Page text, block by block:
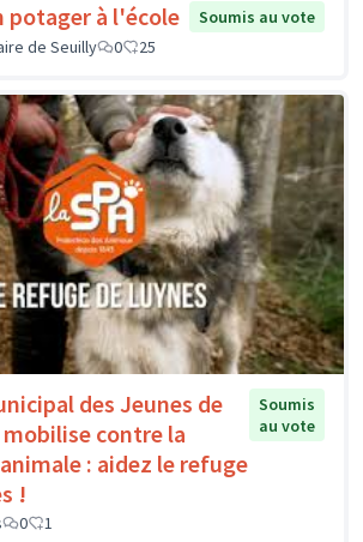
potager à l'école
Soumis au vote
de Seuilly
0 25
des Jeunes de
contre la
: aidez le refuge
!
Soumis
au vote
0 1